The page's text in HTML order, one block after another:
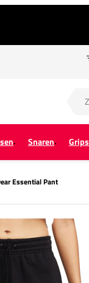
Snaren Grips
Essential Pant